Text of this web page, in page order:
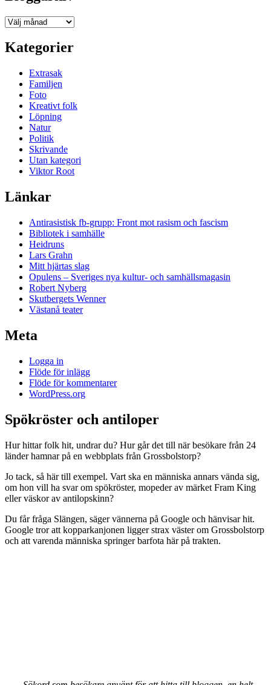
Bloggarkiv
Kategorier
Extrasak
Familjen
Foto
Kreativt folk
Löpning
Natur
Politik
Skrivande
Utan kategori
Viktor Root
Länkar
Antirasistisk fb-grupp: Front mot rasism och fascism
Bibliotek i samhälle
Heidruns
Lars Grahn
Mitt hjärtas slag
Opulens – Sveriges nya kultur- och samhällsmagasin
Robert Nyberg
Skutbergets Wenner
Västanå teater
Meta
Logga in
Flöde för inlägg
Flöde för kommentarer
WordPress.org
Spökröster och antiloper
Hur hittar folk hit, undrar du? Hur går det till när besökare från 24
länder hamnar på en webbplats från Grossbolstorp?
Jo tack, så här till exempel. Vart ska en människa annars vända sig,
om hon vill ha svar om spökröster, mopeder av märket Fram King
eller väskor av antilopskinn?
Du får fråga Slängen, säger vännerna på Google och hänvisar hit.
Google tror att kopparkanjonen ligger strax väster om Grossbolstorp
och att varenda människa springer barfota här på trakten.